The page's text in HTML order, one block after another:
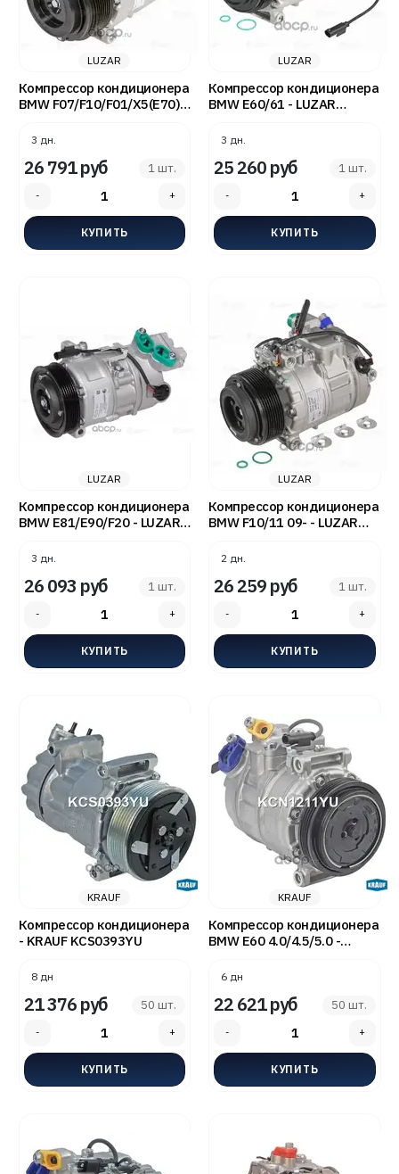
LUZAR
Компрессор кондиционера
BMW F07/F10/F01/X5(E70)
LCAC2672
3 дн.
26 791 руб 1 шт.
LUZAR
Компрессор кондиционера
BMW E60/61 - LUZAR
3 дн.
25 260 руб 1 шт.
LUZAR
Компрессор кондиционера
BMW E81/E90/F20 - LUZAR
3 дн.
26 093 руб 1 шт.
LUZAR
Компрессор кондиционера
BMW F10/11 09- - LUZAR
2 дн.
26 259 руб 1 шт.
KRAUF
Компрессор кондиционера
- KRAUF KCS0393YU
8 дн
21 376 руб 50 шт.
KRAUF
Компрессор кондиционера
BMW E60 4.0/4.5/5.0 -
6 дн
22 621 руб 50 шт.